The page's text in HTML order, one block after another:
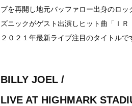
ブを再開し地元バッファロー出身のロ
ズニックがゲスト出演しヒット曲「Ｉ
２０２１年最新ライブ注目のタイトルで
BILLY JOEL /
LIVE AT HIGHMARK